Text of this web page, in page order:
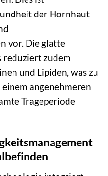
der Hornhaut
vor. Die glatte
reduziert zudem
und Lipiden, was zu
angenehmeren
Trageperiode